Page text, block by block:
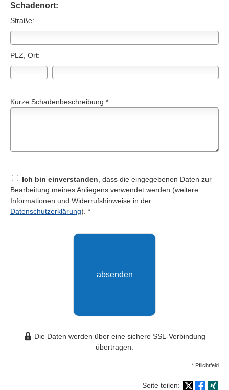
Schadenort:
Straße:
PLZ, Ort:
Kurze Schadenbeschreibung *
Ich bin einverstanden , dass die eingegebenen Daten zur
Bearbeitung meines Anliegens verwendet werden (weitere
Informationen und Widerrufshinweise in der
Datenschutzerklärung). *
absenden
Die Daten werden über eine sichere SSL-Verbindung
übertragen.
* Pflichtfeld
Seite teilen: